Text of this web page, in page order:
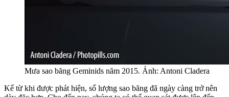
Mưa sao băng Geminids năm 2015. Ảnh: Antoni Cladera
Kể từ khi được phát hiện, số lượng sao băng đã ngày càng trở nên